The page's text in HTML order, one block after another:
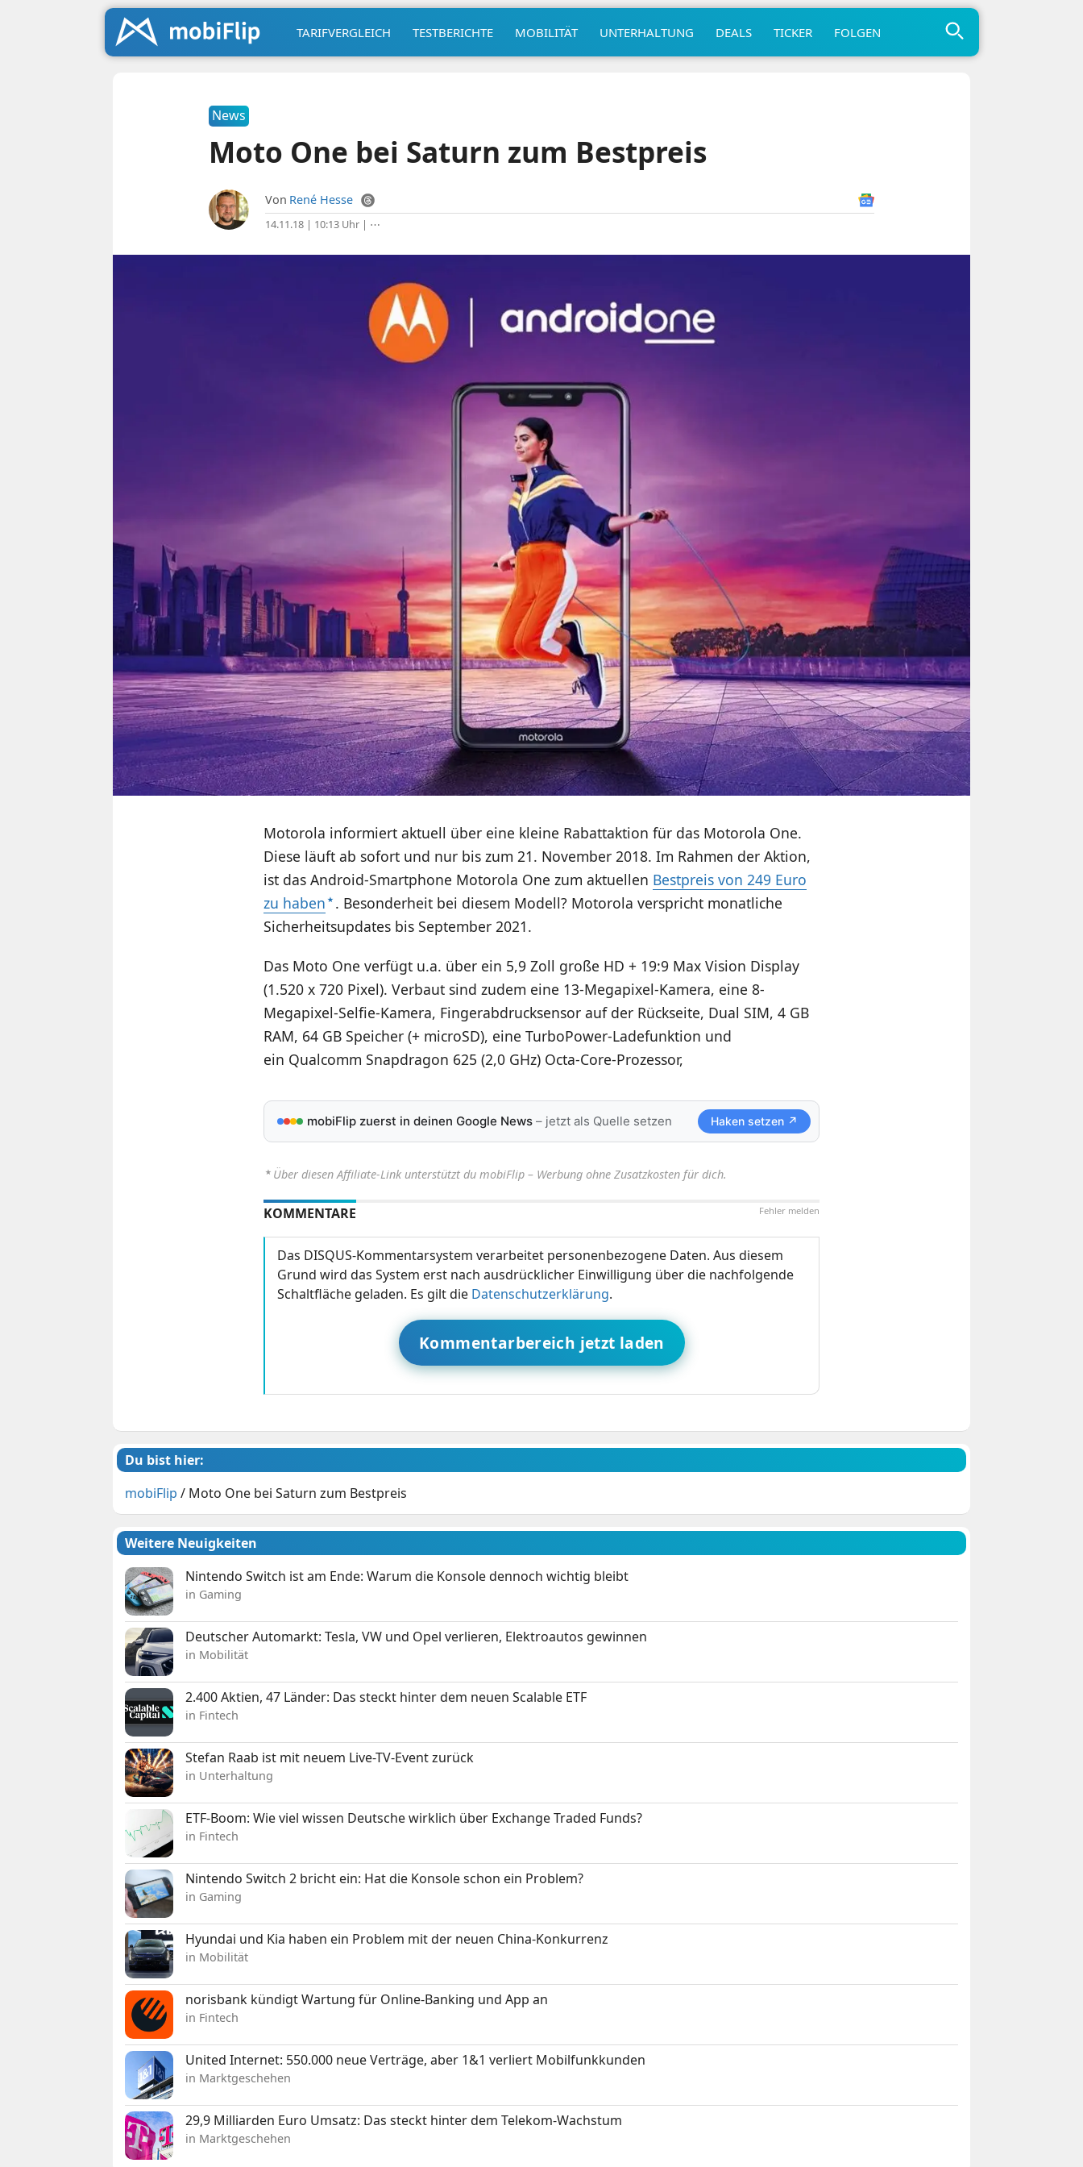
TARIFVERGLEICH TESTBERICHTE MOBILITÄT UNTERHALTUNG DEALS TICKER FOLGEN
News
Moto One bei Saturn zum Bestpreis
Von René Hesse
14.11.18 | 10:13 Uhr| ⋯
Motorola informiert aktuell über eine kleine Rabattaktion für das Motorola One.
Diese läuft ab sofort und nur bis zum 21. November 2018. Im Rahmen der Aktion,
ist das Android-Smartphone Motorola One zum aktuellen Bestpreis von 249 Euro
zu haben . Besonderheit bei diesem Modell? Motorola verspricht monatliche
Sicherheitsupdates bis September 2021.
Das Moto One verfügt u.a. über ein 5,9 Zoll große HD + 19:9 Max Vision Display
(1.520 x 720 Pixel). Verbaut sind zudem eine 13-Megapixel-Kamera, eine 8-
Megapixel-Selfie-Kamera, Fingerabdrucksensor auf der Rückseite, Dual SIM, 4 GB
RAM, 64 GB Speicher (+ microSD), eine TurboPower-Ladefunktion und
ein Qualcomm Snapdragon 625 (2,0 GHz) Octa-Core-Prozessor,
mobiFlip zuerst in deinen Google News– jetzt als Quelle setzen Haken setzen ↗
⋆ Über diesen Affiliate-Link unterstützt du mobiFlip – Werbung ohne Zusatzkosten für dich.
Fehler melden
KOMMENTARE
Das DISQUS-Kommentarsystem verarbeitet personenbezogene Daten. Aus diesem
Grund wird das System erst nach ausdrücklicher Einwilligung über die nachfolgende
Schaltfläche geladen. Es gilt die Datenschutzerklärung.
Kommentarbereich jetzt laden
Du bist hier:
mobiFlip / Moto One bei Saturn zum Bestpreis
Weitere Neuigkeiten
Nintendo Switch ist am Ende: Warum die Konsole dennoch wichtig bleibt
in Gaming
Deutscher Automarkt: Tesla, VW und Opel verlieren, Elektroautos gewinnen
in Mobilität
2.400 Aktien, 47 Länder: Das steckt hinter dem neuen Scalable ETF
in Fintech
Stefan Raab ist mit neuem Live-TV-Event zurück
in Unterhaltung
ETF-Boom: Wie viel wissen Deutsche wirklich über Exchange Traded Funds?
in Fintech
Nintendo Switch 2 bricht ein: Hat die Konsole schon ein Problem?
in Gaming
Hyundai und Kia haben ein Problem mit der neuen China-Konkurrenz
in Mobilität
norisbank kündigt Wartung für Online-Banking und App an
in Fintech
United Internet: 550.000 neue Verträge, aber 1&1 verliert Mobilfunkkunden
in Marktgeschehen
29,9 Milliarden Euro Umsatz: Das steckt hinter dem Telekom-Wachstum
in Marktgeschehen